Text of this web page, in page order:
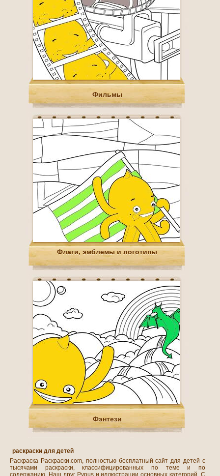
Фильмы
Флаги, эмблемы и логотипы
Фэнтези
раскраски для детей
Раскраска Раскраски.com, полностью бесплатный сайт для детей с
тысячами раскраски, классифицированных по теме и по
содержанию. Наш друг Pypus и иллюстрации основных категорий. С